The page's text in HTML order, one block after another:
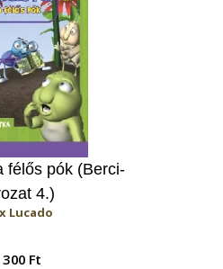
félős pók (Berci-
4.)
Lucado
300 Ft